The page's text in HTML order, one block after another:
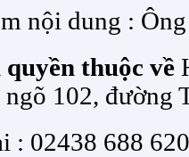
nội dung :
quyền thuộc về
102, đường
: 02438 688